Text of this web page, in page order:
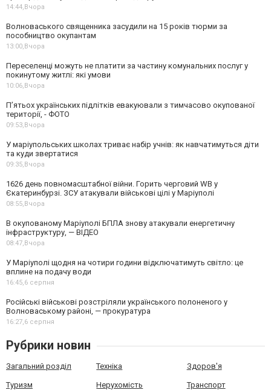
14:44,Вчора
Волноваського священника засудили на 15 років тюрми за
пособництво окупантам
13:00,Вчора
Переселенці можуть не платити за частину комунальних послуг у
покинутому житлі: які умови
10:06,Вчора
П’ятьох українських підлітків евакуювали з тимчасово окупованої
території, - ФОТО
09:53,Вчора
У маріупольських школах триває набір учнів: як навчатимуться діти
та куди звертатися
09:35,Вчора
1626 день повномасштабної війни. Горить черговий WB у
Єкатеринбурзі. ЗСУ атакували військові цілі у Маріуполі
08:55,Вчора
В окупованому Маріуполі БПЛА знову атакували енергетичну
інфраструктуру, — ВІДЕО
08:47,Вчора
У Маріуполі щодня на чотири години відключатимуть світло: це
вплине на подачу води
16:45,6 серпня
Російські військові розстріляли українського полоненого у
Волноваському районі, — прокуратура
16:27,6 серпня
Рубрики новин
Загальний розділ Техніка Здоров'я
Туризм Нерухомість Транспорт